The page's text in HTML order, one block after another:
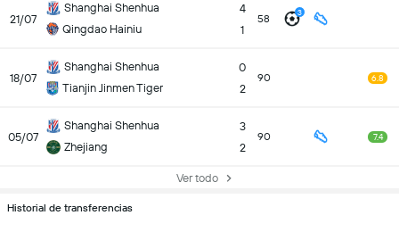
21/07
Shanghai Shenhua
Qingdao Hainiu
4
1
58 3
18/07
Shanghai Shenhua
Tianjin Jinmen Tiger
0
2
90 6.8
05/07
Shanghai Shenhua
Zhejiang
3
2
90 7.4
Ver todo
Historial de transferencias